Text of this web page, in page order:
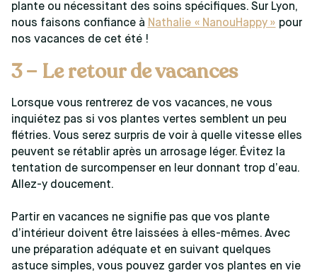
plante ou nécessitant des soins spécifiques. Sur Lyon,
nous faisons confiance à Nathalie « NanouHappy » pour
nos vacances de cet été !
3 – Le retour de vacances
Lorsque vous rentrerez de vos vacances, ne vous
inquiétez pas si vos plantes vertes semblent un peu
flétries. Vous serez surpris de voir à quelle vitesse elles
peuvent se rétablir après un arrosage léger. Évitez la
tentation de surcompenser en leur donnant trop d’eau.
Allez-y doucement.
Partir en vacances ne signifie pas que vos plante
d’intérieur doivent être laissées à elles-mêmes. Avec
une préparation adéquate et en suivant quelques
astuce simples, vous pouvez garder vos plantes en vie